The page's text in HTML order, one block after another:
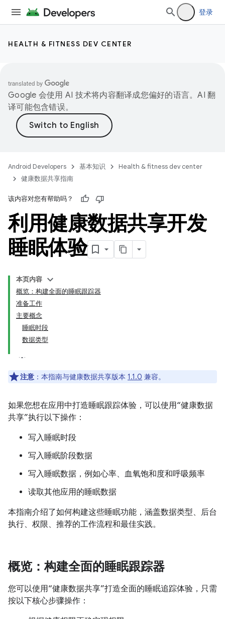
登录
HEALTH & FITNESS DEV CENTER
Google 会使用 AI 技术将内容翻译成您偏好的语言。AI 翻
译可能包含错误。
Android Developers 基本知识
Health & fitness dev center
健康数据共享指南
该内容对您有帮助吗？
利用健康数据共享开发
睡眠体验
本页内容
概览：构建全面的睡眠跟踪器
准备工作
主要概念
睡眠时段
数据类型
注意 ：本指南与健康数据共享版本 1.1.0 兼容。
如果您想在应用中打造睡眠跟踪体验，可以使用“健康数据
共享”执行以下操作：
写入睡眠时段
写入睡眠阶段数据
写入睡眠数据，例如心率、血氧饱和度和呼吸频率
读取其他应用的睡眠数据
本指南介绍了如何构建这些睡眠功能，涵盖数据类型、后台
执行、权限、推荐的工作流程和最佳实践。
概览：构建全面的睡眠跟踪器
您可以使用“健康数据共享”打造全面的睡眠追踪体验，只需
按以下核心步骤操作：